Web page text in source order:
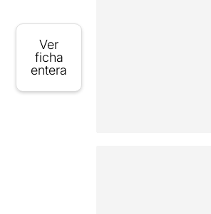
Ver
ficha
entera